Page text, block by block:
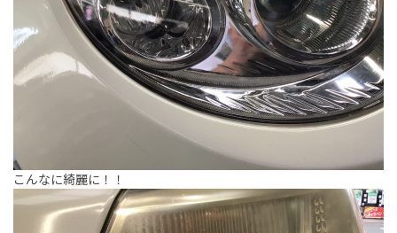
こんなに綺麗に！！